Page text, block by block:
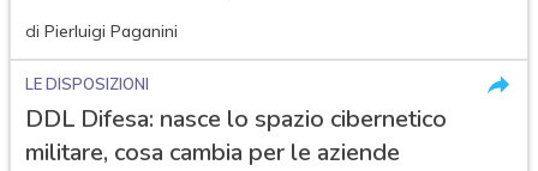
di Pierluigi Paganini
LE DISPOSIZIONI
DDL Difesa: nasce lo spazio cibernetico
militare, cosa cambia per le aziende